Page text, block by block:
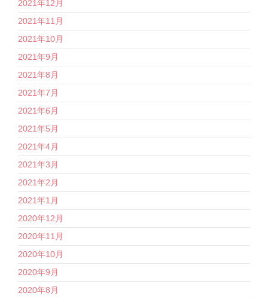
2021年12月
2021年11月
2021年10月
2021年9月
2021年8月
2021年7月
2021年6月
2021年5月
2021年4月
2021年3月
2021年2月
2021年1月
2020年12月
2020年11月
2020年10月
2020年9月
2020年8月